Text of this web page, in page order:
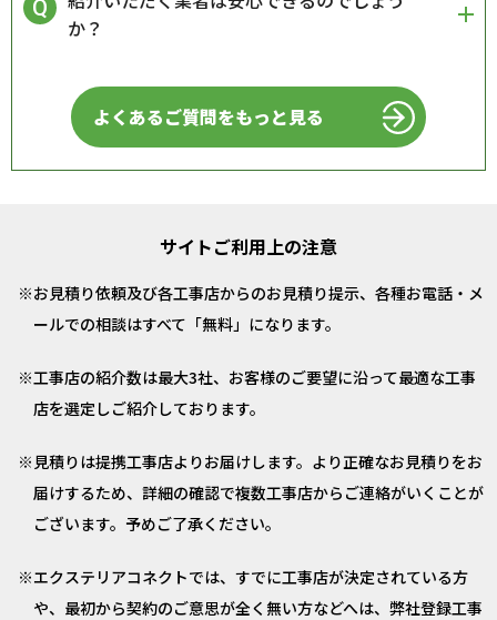
か？
よくあるご質問をもっと見る
サイトご利用上の注意
お見積り依頼及び各工事店からのお見積り提示、各種お電話・メ
ールでの相談はすべて「無料」になります。
工事店の紹介数は最大3社、お客様のご要望に沿って最適な工事
店を選定しご紹介しております。
見積りは提携工事店よりお届けします。より正確なお見積りをお
届けするため、詳細の確認で複数工事店からご連絡がいくことが
ございます。予めご了承ください。
エクステリアコネクトでは、すでに工事店が決定されている方
や、最初から契約のご意思が全く無い方などへは、弊社登録工事